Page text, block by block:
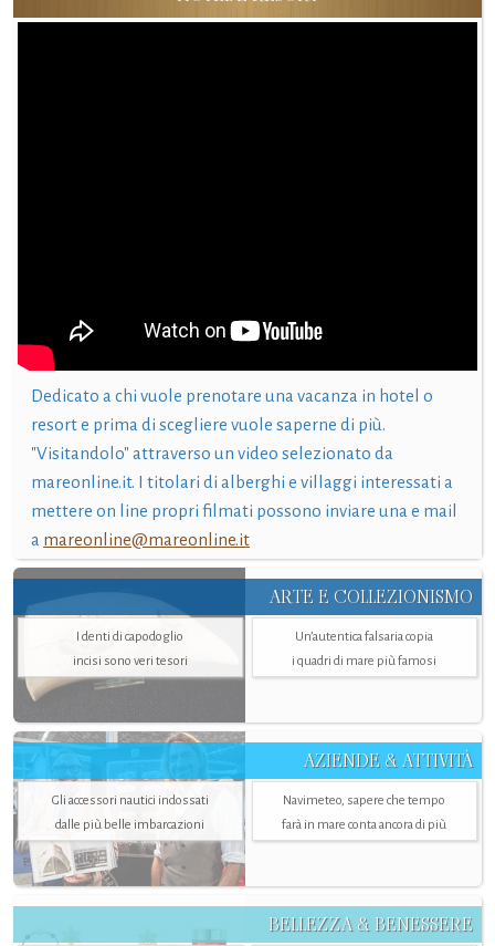
Dedicato a chi vuole prenotare una vacanza in hotel o
resort e prima di scegliere vuole saperne di più.
"Visitandolo" attraverso un video selezionato da
mareonline.it. I titolari di alberghi e villaggi interessati a
mettere on line propri filmati possono inviare una e mail
a mareonline@mareonline.it
ARTE E COLLEZIONISMO
I denti di capodoglio
incisi sono veri tesori
Un’autentica falsaria copia
i quadri di mare più famosi
AZIENDE & ATTIVITÀ
Gli accessori nautici indossati
dalle più belle imbarcazioni
Navimeteo, sapere che tempo
farà in mare conta ancora di più
BELLEZZA & BENESSERE